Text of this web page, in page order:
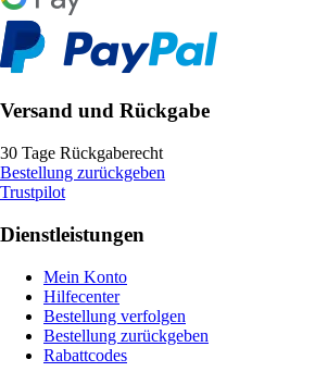
Versand und Rückgabe
30 Tage Rückgaberecht
Bestellung zurückgeben
Trustpilot
Dienstleistungen
Mein Konto
Hilfecenter
Bestellung verfolgen
Bestellung zurückgeben
Rabattcodes